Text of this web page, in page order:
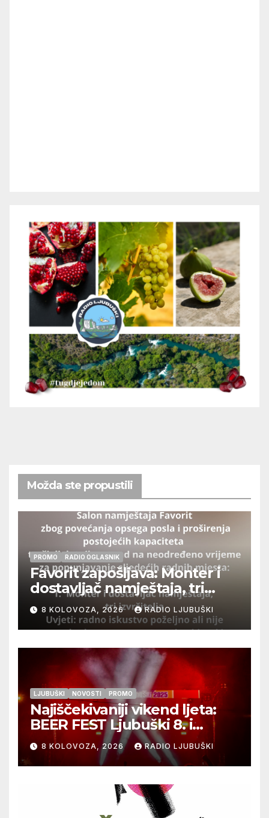
Možda ste propustili
PROMO RADIO OGLASNIK
Favorit zapošljava: Monter i
dostavljač namještaja, tri
izvršitelja
8 KOLOVOZA, 2026 RADIO LJUBUŠKI
LJUBUŠKI NOVOSTI PROMO
Najiščekivaniji vikend ljeta:
BEER FEST Ljubuški 8. i
9.kolovoza
8 KOLOVOZA, 2026 RADIO LJUBUŠKI